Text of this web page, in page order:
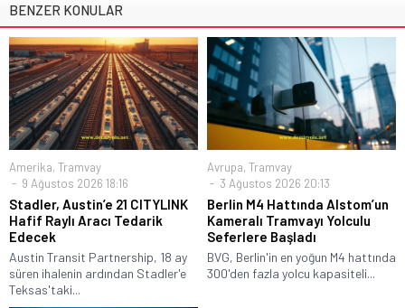
BENZER KONULAR
Amerika, Tramvay
9 Ağustos 2026 18:16
Stadler, Austin’e 21 CITYLINK
Hafif Raylı Aracı Tedarik
Edecek
Austin Transit Partnership, 18 ay
süren ihalenin ardından Stadler'e
Teksas'taki...
Avrupa, Tramvay
3 Ağustos 2026 20:13
Berlin M4 Hattında Alstom’un
Kameralı Tramvayı Yolculu
Seferlere Başladı
BVG, Berlin'in en yoğun M4 hattında
300'den fazla yolcu kapasiteli...